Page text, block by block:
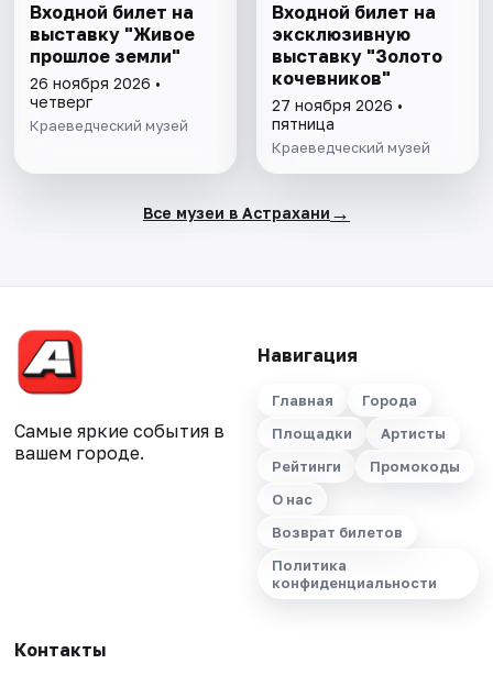
Входной билет на
выставку "Живое
прошлое земли"
26 ноября 2026 •
четверг
Краеведческий музей
Входной билет на
эксклюзивную
выставку "Золото
кочевников"
27 ноября 2026 •
пятница
Краеведческий музей
Все музеи в Астрахани →
Самые яркие события в
вашем городе.
Навигация
Главная
Города
Площадки
Артисты
Рейтинги
Промокоды
О нас
Возврат билетов
Политика
конфиденциальности
Контакты